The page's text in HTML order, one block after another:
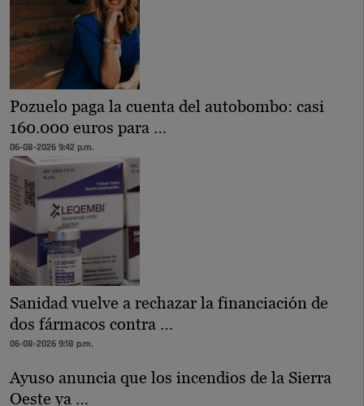
Pozuelo paga la cuenta del autobombo: casi
160.000 euros para …
06-08-2026 9:42 p.m.
Sanidad vuelve a rechazar la financiación de
dos fármacos contra …
06-08-2026 9:18 p.m.
Ayuso anuncia que los incendios de la Sierra
Oeste ya …